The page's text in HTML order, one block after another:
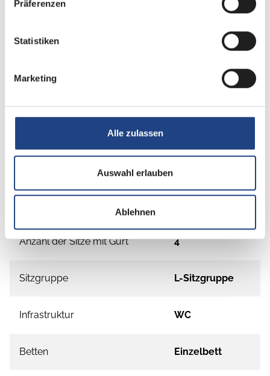
Präferenzen
Statistiken
Marketing
Alle zulassen
Auswahl erlauben
Ablehnen
Grundrissbeschreibung
Einzelbett ab 2 Schlafplätze
Anzahl der Sitze mit Gurt 4
Sitzgruppe L-Sitzgruppe
Infrastruktur WC
Betten Einzelbett